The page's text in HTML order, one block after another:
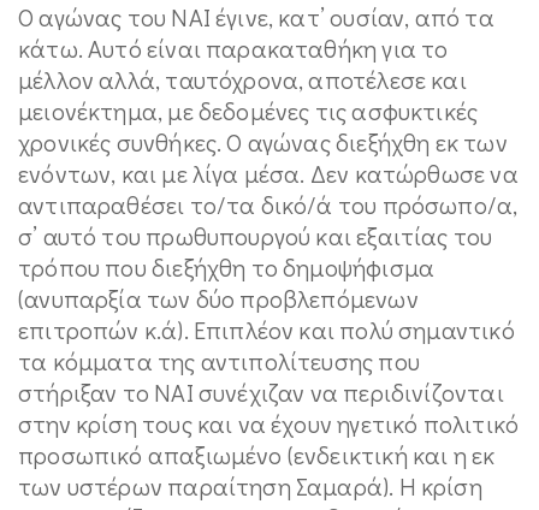
Ο αγώνας του ΝΑΙ έγινε, κατ’ ουσίαν, από τα
κάτω. Αυτό είναι παρακαταθήκη για το
μέλλον αλλά, ταυτόχρονα, αποτέλεσε και
μειονέκτημα, με δεδομένες τις ασφυκτικές
χρονικές συνθήκες. Ο αγώνας διεξήχθη εκ των
ενόντων, και με λίγα μέσα. Δεν κατώρθωσε να
αντιπαραθέσει το/τα δικό/ά του πρόσωπο/α,
σ’ αυτό του πρωθυπουργού και εξαιτίας του
τρόπου που διεξήχθη το δημοψήφισμα
(ανυπαρξία των δύο προβλεπόμενων
επιτροπών κ.ά). Επιπλέον και πολύ σημαντικό
τα κόμματα της αντιπολίτευσης που
στήριξαν το ΝΑΙ συνέχιζαν να περιδινίζονται
στην κρίση τους και να έχουν ηγετικό πολιτικό
προσωπικό απαξιωμένο (ενδεικτική και η εκ
των υστέρων παραίτηση Σαμαρά). Η κρίση